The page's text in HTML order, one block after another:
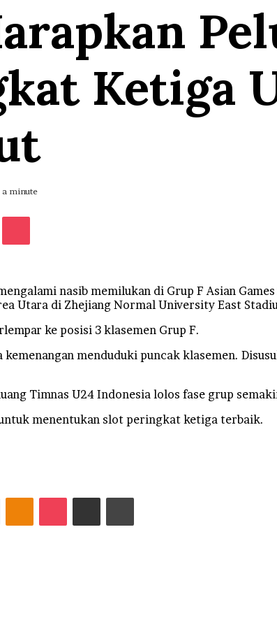
Ketiga
a minute
Pocket
nasib memilukan di Grup F Asian
Utara di Zhejiang Normal University East
ke posisi 3 klasemen Grup F.
menduduki puncak klasemen.
Timnas U24 Indonesia lolos fase grup
menentukan slot peringkat ketiga terbaik.
VKontakteOdnoklassniki
PocketShare via Email Print